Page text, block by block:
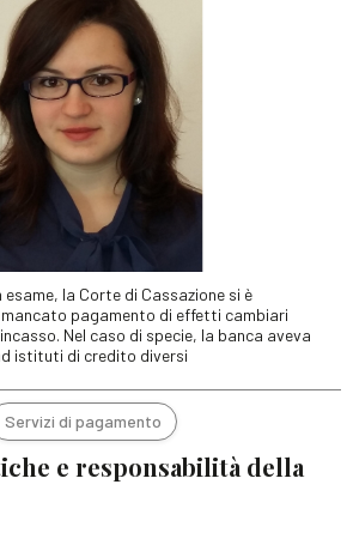
esame, la Corte di Cassazione si è
pagamento di effetti cambiari
Nel caso di specie, la banca aveva
istituti di credito diversi
Servizi di pagamento
e responsabilità della